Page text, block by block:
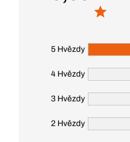
5 Hvězdy
4 Hvězdy
3 Hvězdy
2 Hvězdy